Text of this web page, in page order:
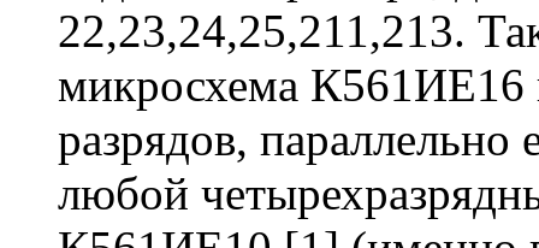
22,23,24,25,211,213.
микросхема К561ИЕ16
разрядов, параллельно
любой